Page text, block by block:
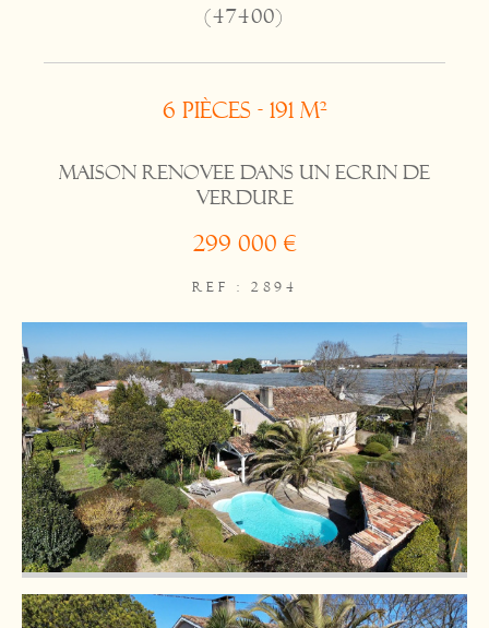
(47400)
6 pièces - 191 m²
MAISON RENOVEE DANS UN ECRIN DE
VERDURE
299 000 €
REF : 2894